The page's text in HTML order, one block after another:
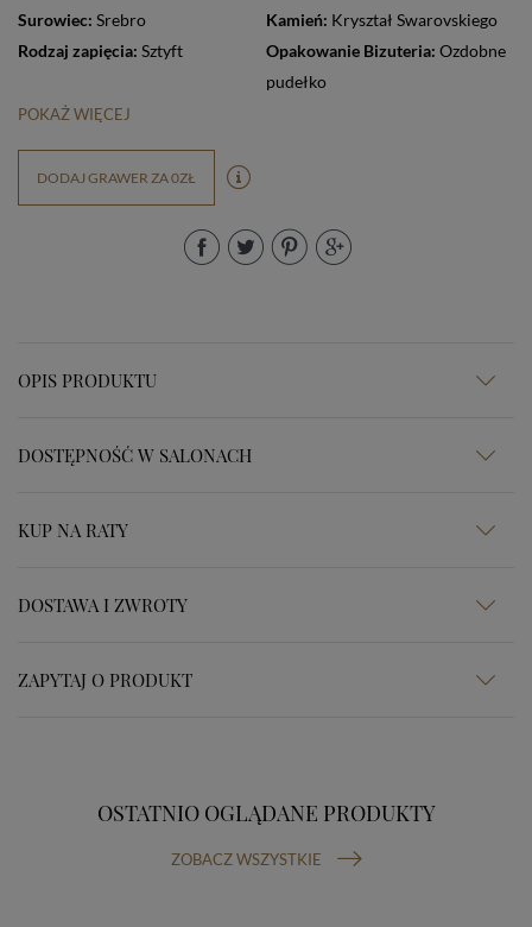
Surowiec: Srebro Kamień: Kryształ Swarovskiego
Rodzaj zapięcia: Sztyft Opakowanie Bizuteria: Ozdobne
pudełko
POKAŻ WIĘCEJ
DODAJ GRAWER ZA 0ZŁ
OPIS PRODUKTU
DOSTĘPNOŚĆ W SALONACH
KUP NA RATY
DOSTAWA I ZWROTY
ZAPYTAJ O PRODUKT
OSTATNIO OGLĄDANE PRODUKTY
ZOBACZ WSZYSTKIE